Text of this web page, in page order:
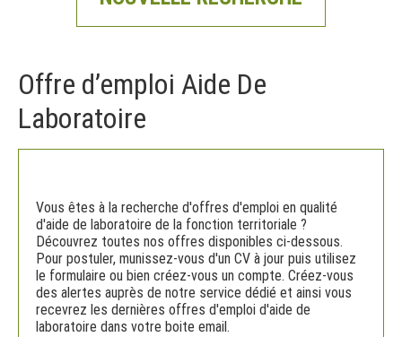
Offre d’emploi Aide De
Laboratoire
Vous êtes à la recherche d'offres d'emploi en qualité
d'aide de laboratoire de la fonction territoriale ?
Découvrez toutes nos offres disponibles ci-dessous.
Pour postuler, munissez-vous d'un CV à jour puis utilisez
le formulaire ou bien créez-vous un compte. Créez-vous
des alertes auprès de notre service dédié et ainsi vous
recevrez les dernières offres d'emploi d'aide de
laboratoire dans votre boite email.